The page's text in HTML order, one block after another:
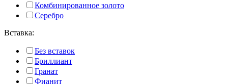
Комбинированное золото
Серебро
Вставка:
Без вставок
Бриллиант
Гранат
Фианит